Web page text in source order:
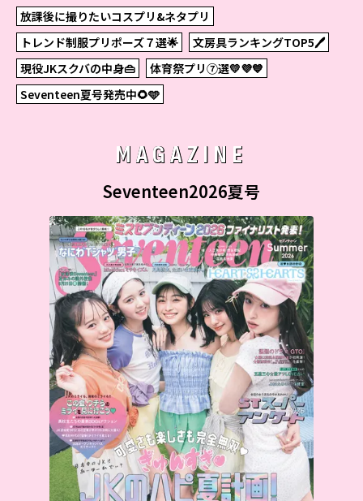
放課後に撮りたいコスプリ&ネタプリ
トレンド制服プリポーズ７選🌟
文房具ランキングTOP5🖊
現役JKスクバの中身👜
体育祭プリ⑦選💛💜💙
Seventeen夏号発売中🌻🩵
MAGAZINE
Seventeen2026夏号